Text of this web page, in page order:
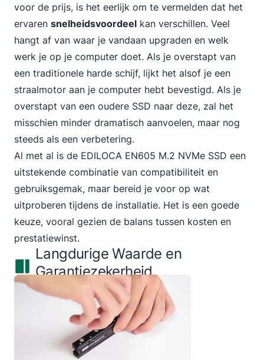
voor de prijs, is het eerlijk om te vermelden dat het
ervaren snelheidsvoordeel kan verschillen. Veel
hangt af van waar je vandaan upgraden en welk
werk je op je computer doet. Als je overstapt van
een traditionele harde schijf, lijkt het alsof je een
straalmotor aan je computer hebt bevestigd. Als je
overstapt van een oudere SSD naar deze, zal het
misschien minder dramatisch aanvoelen, maar nog
steeds als een verbetering.
Al met al is de EDILOCA EN605 M.2 NVMe SSD een
uitstekende combinatie van compatibiliteit en
gebruiksgemak, maar bereid je voor op wat
uitproberen tijdens de installatie. Het is een goede
keuze, vooral gezien de balans tussen kosten en
prestatiewinst.
Langdurige Waarde en
Garantiezekerheid